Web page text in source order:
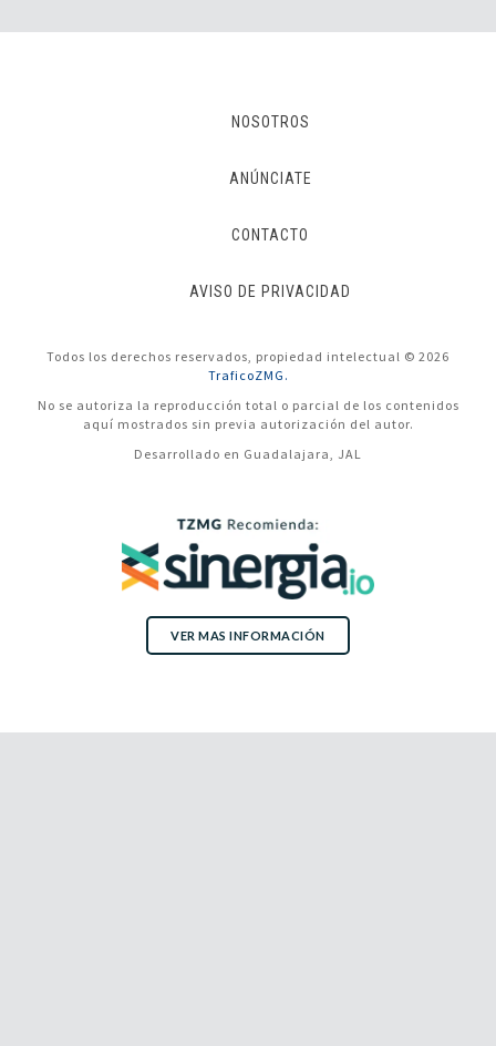
NOSOTROS
ANÚNCIATE
CONTACTO
AVISO DE PRIVACIDAD
Todos los derechos reservados, propiedad intelectual © 2026
TraficoZMG.
No se autoriza la reproducción total o parcial de los contenidos
aquí mostrados sin previa autorización del autor.
Desarrollado en Guadalajara, JAL
VER MAS INFORMACIÓN